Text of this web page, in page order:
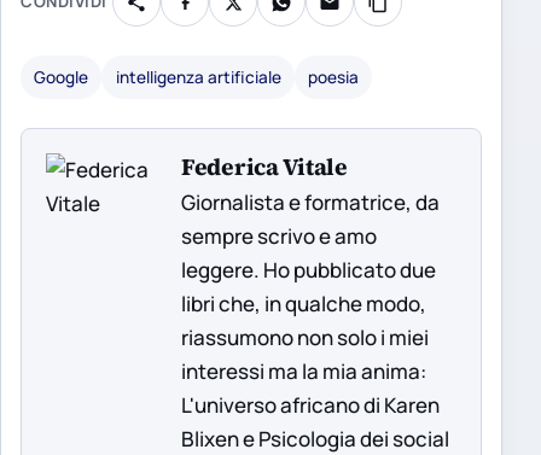
Google intelligenza artificiale poesia
Federica Vitale
Giornalista e formatrice, da
sempre scrivo e amo
leggere. Ho pubblicato due
libri che, in qualche modo,
riassumono non solo i miei
interessi ma la mia anima:
L'universo africano di Karen
Blixen e Psicologia dei social